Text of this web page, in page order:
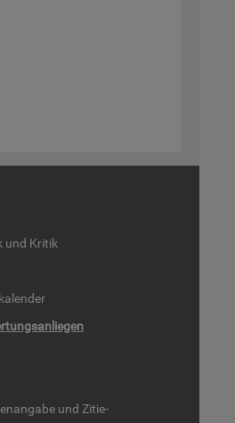
und Kri­tik
und Zi­tie­